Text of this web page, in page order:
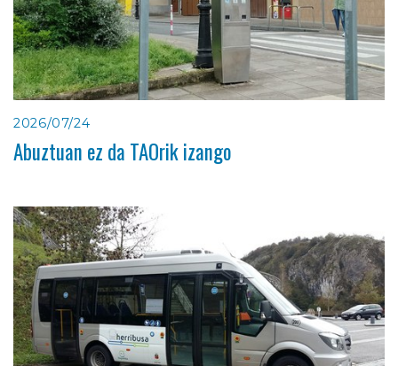
2026/07/24
Abuztuan ez da TAOrik izango